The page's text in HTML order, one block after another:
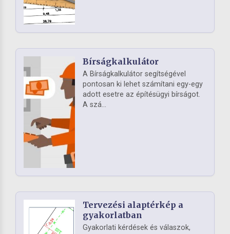
Bírságkalkulátor
A Bírságkalkulátor segítségével
pontosan ki lehet számítani egy-egy
adott esetre az építésügyi bírságot.
A szá...
Tervezési alaptérkép a
gyakorlatban
Gyakorlati kérdések és válaszok,